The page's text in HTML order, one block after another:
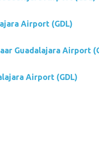
Airport (GDL)
Guadalajara Airport
Airport (GDL)